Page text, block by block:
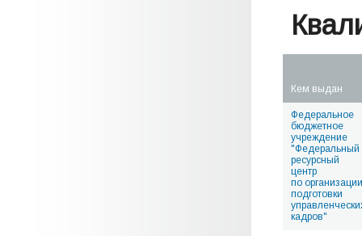
Кем выдан
Федеральное
бюджетное
учреждение
"Федеральный
ресурсный
центр
по организации
подготовки
кадров"